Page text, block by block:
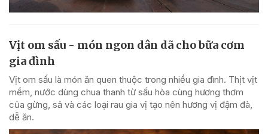
Vịt om sấu - món ngon dân dã cho bữa cơm
gia đình
Vịt om sấu là món ăn quen thuộc trong nhiều gia đình. Thịt vịt
mềm, nước dùng chua thanh từ sấu hòa cùng hương thơm
của gừng, sả và các loại rau gia vị tạo nên hương vị đậm đà,
dễ ăn.